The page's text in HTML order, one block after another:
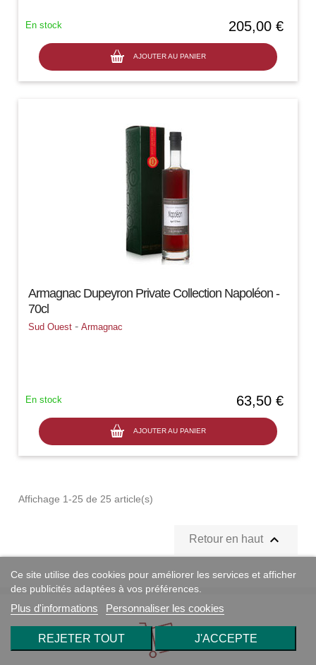
Ce site utilise des cookies pour améliorer les services et afficher
des publicités adaptées à vos préférences.
Plus d'informations Personnaliser les cookies
REJETER TOUT J'ACCEPTE
205,00 €
AJOUTER AU PANIER
En stock
Armagnac Dupeyron Private Collection Napoléon -
70cl
Sud Ouest -Armagnac
63,50 €
AJOUTER AU PANIER
En stock
Affichage 1-25 de 25 article(s)
Retour en haut 